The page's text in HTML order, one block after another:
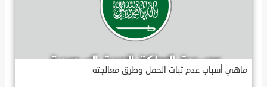
ماهي أسباب عدم ثبات الحمل وطرق معالجته